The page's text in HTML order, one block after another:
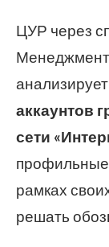
ЦУР через
аккаунтов
сети
профильные
рамках
решать